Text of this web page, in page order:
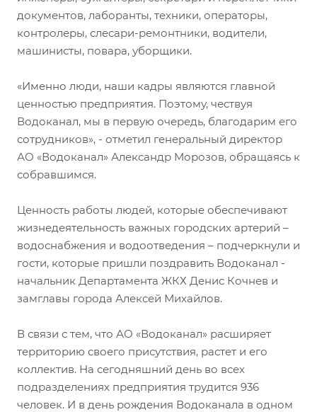
документов, лаборанты, техники, операторы,
контролеры, слесари-ремонтники, водители,
машинисты, повара, уборщики.
«Именно люди, наши кадры являются главной
ценностью предприятия. Поэтому, чествуя
Водоканал, мы в первую очередь, благодарим его
сотрудников», - отметил генеральный директор
АО «Водоканал» Александр Морозов, обращаясь к
собравшимся.
Ценность работы людей, которые обеспечивают
жизнедеятельность важных городских артерий –
водоснабжения и водоотведения – подчеркнули и
гости, которые пришли поздравить Водоканал -
начальник Департамента ЖКХ Денис Кочнев и
замглавы города Алексей Михайлов.
В связи с тем, что АО «Водоканал» расширяет
территорию своего присутствия, растет и его
коллектив. На сегодняшний день во всех
подразделениях предприятия трудится 936
человек. И в день рождения Водоканала в одном